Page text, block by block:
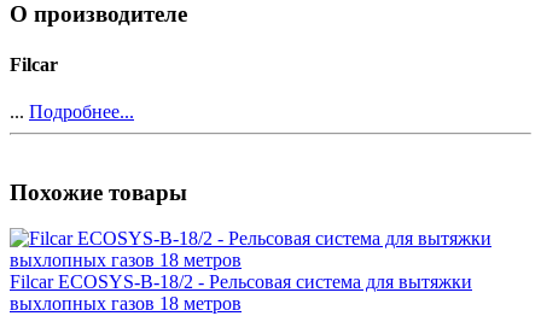
О производителе
Filcar
... Подробнее...
Похожие товары
Filcar ECOSYS-B-18/2 - Рельсовая система для вытяжки
выхлопных газов 18 метров